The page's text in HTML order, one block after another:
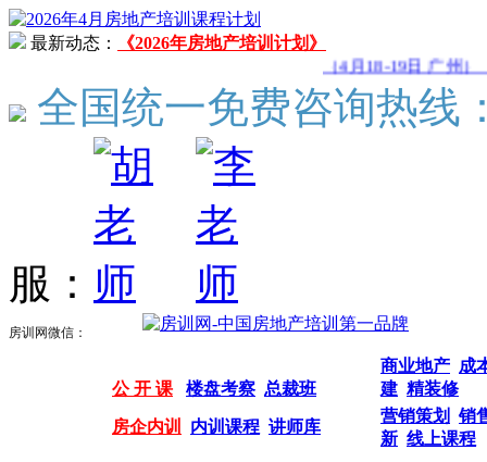
最新动态：
《2026年房地产培训计划》
（4月18-19日 广州）《
全国统一免费咨询热线
服：
房训网微信：
公 开 课 楼盘考察 总裁班
商业地产 成
建 精装修
房企内训 内训课程 讲师库
营销策划
销
新 线上课程